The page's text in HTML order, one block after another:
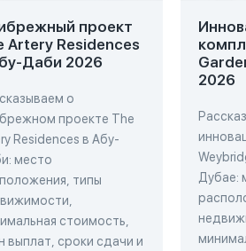
проект
Artery Residences
Даби 2026
о
проекте The
Residences в Абу-
место
типы
стоимость,
выплат, сроки сдачи и
2026
Дубае: